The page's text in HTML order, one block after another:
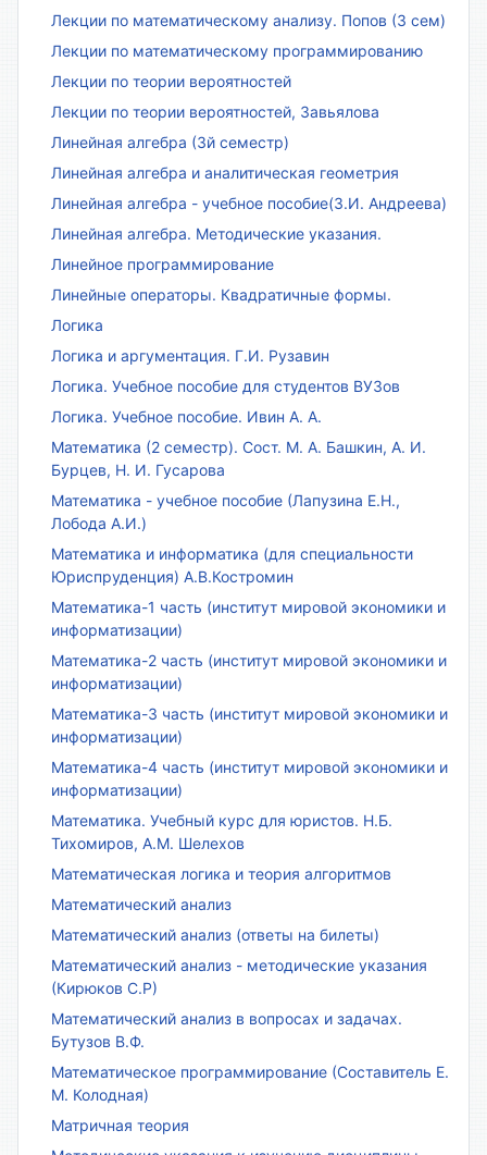
Лекции по математическому анализу. Попов (3 сем)
Лекции по математическому программированию
Лекции по теории вероятностей
Лекции по теории вероятностей, Завьялова
Линейная алгебра (3й семестр)
Линейная алгебра и аналитическая геометрия
Линейная алгебра - учебное пособие(З.И. Андреева)
Линейная алгебра. Методические указания.
Линейное программирование
Линейные операторы. Квадратичные формы.
Логика
Логика и аргументация. Г.И. Рузавин
Логика. Учебное пособие для студентов ВУЗов
Логика. Учебное пособие. Ивин А. А.
Математика (2 семестр). Сост. М. А. Башкин, А. И.
Бурцев, Н. И. Гусарова
Математика - учебное пособие (Лапузина Е.Н.,
Лобода А.И.)
Математика и информатика (для специальности
Юриспруденция) А.В.Костромин
Математика-1 часть (институт мировой экономики и
информатизации)
Математика-2 часть (институт мировой экономики и
информатизации)
Математика-3 часть (институт мировой экономики и
информатизации)
Математика-4 часть (институт мировой экономики и
информатизации)
Математика. Учебный курс для юристов. Н.Б.
Тихомиров, А.М. Шелехов
Математическая логика и теория алгоритмов
Математический анализ
Математический анализ (ответы на билеты)
Математический анализ - методические указания
(Кирюков С.Р)
Математический анализ в вопросах и задачах.
Бутузов В.Ф.
Математическое программирование (Составитель Е.
М. Колодная)
Матричная теория